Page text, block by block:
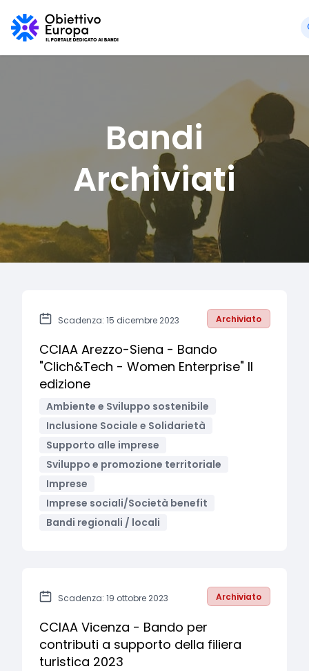
Bandi
Archiviati
Scadenza: 15 dicembre 2023 Archiviato
CCIAA Arezzo-Siena - Bando
"Clich&Tech - Women Enterprise" II
edizione
Ambiente e Sviluppo sostenibile
Inclusione Sociale e Solidarietà
Supporto alle imprese
Sviluppo e promozione territoriale
Imprese
Imprese sociali/Società benefit
Bandi regionali / locali
Scadenza: 19 ottobre 2023 Archiviato
CCIAA Vicenza - Bando per
contributi a supporto della filiera
turistica 2023